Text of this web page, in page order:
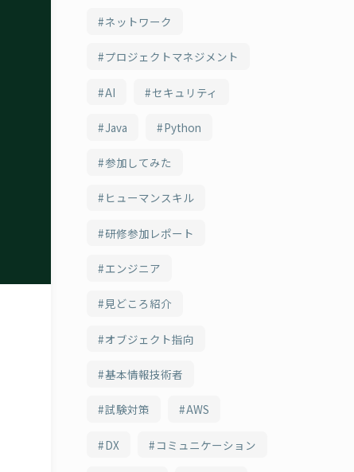
ネットワーク
プロジェクトマネジメント
AI セキュリティ
Java Python
参加してみた
ヒューマンスキル
研修参加レポート
エンジニア
見どころ紹介
オブジェクト指向
基本情報技術者
試験対策 AWS
DX コミュニケーション